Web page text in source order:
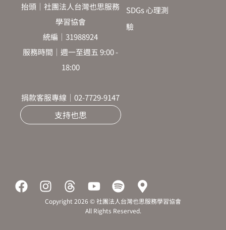
SDGs 心理測
驗
抬頭｜社團法人台灣也思服務
學習協會
統編｜31988924
服務時間｜週一至週五 9:00 -
18:00
捐款客服專線｜02-7729-9147
支持也思
F
a
I
n
T
h
Y
o
u
S
p
o
M
a
Copyright 2026 © 社團法人台灣也思服務學習協會
All Rights Reserved.